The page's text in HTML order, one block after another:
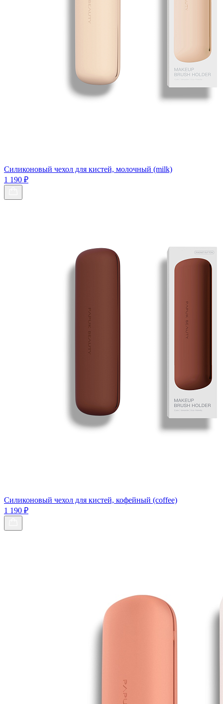
Силиконовый чехол для кистей, молочный (milk)
1 190 ₽
Силиконовый чехол для кистей, кофейный (coffee)
1 190 ₽